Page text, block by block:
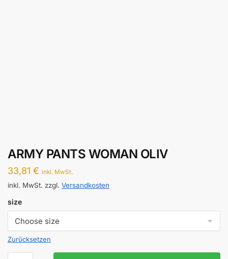
ARMY PANTS WOMAN OLIV
33,81 € inkl. MwSt.
inkl. MwSt. zzgl. Versandkosten
size
Zurücksetzen